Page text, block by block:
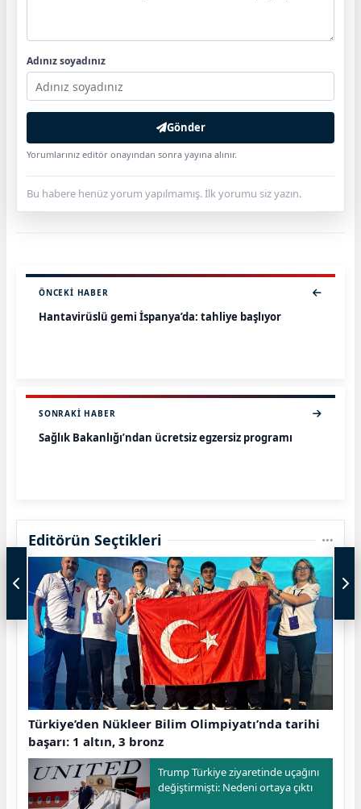
Adınız soyadınız
Gönder
Yorumlarınız editör onayından sonra yayına alınır.
Bu habere henüz yorum yapılmamış. İlk yorumu siz yazın.
ÖNCEKI HABER
Hantavirüslü gemi İspanya’da: tahliye başlıyor
SONRAKI HABER
Sağlık Bakanlığı’ndan ücretsiz egzersiz programı
Editörün Seçtikleri
Türkiye’den Nükleer Bilim Olimpiyatı’nda tarihi
başarı: 1 altın, 3 bronz
Trump Türkiye ziyaretinde uçağını
değiştirmişti: Nedeni ortaya çıktı